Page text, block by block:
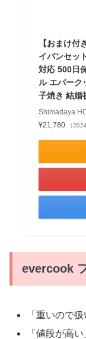
【おまけ付
イパンセッ
対応 500日
ル エバーク
子焼き 結婚
Shimadaya
¥21,780
（
evercook
「重いので扱
「値段が高い